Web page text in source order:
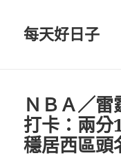
每天好日子
ＮＢＡ／
打卡：兩
穩居西區頭